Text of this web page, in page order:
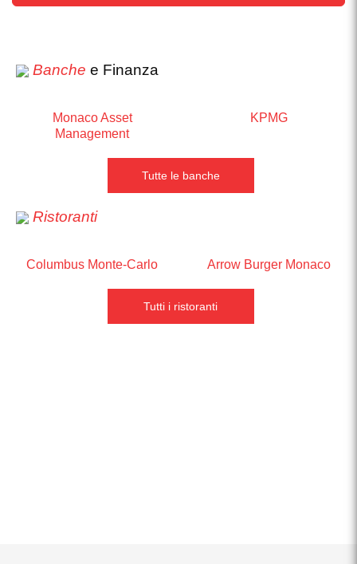
Banche e Finanza
Monaco Asset
Management
KPMG
Tutte le banche
Ristoranti
Columbus Monte-Carlo Arrow Burger Monaco
Tutti i ristoranti